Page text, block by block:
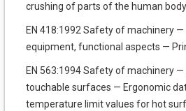
crushing of parts of the human body
EN 418:1992 Safety of machinery
equipment, functional aspects —
EN 563:1994 Safety of machinery
touchable surfaces — Ergonomic
temperature limit values for hot